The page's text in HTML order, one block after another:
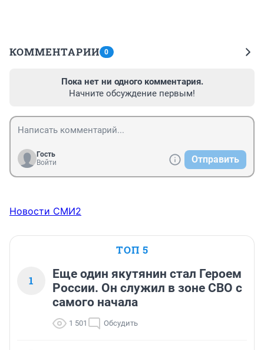
КОММЕНТАРИИ 0
Пока нет ни одного комментария.
Начните обсуждение первым!
Гость
Войти
Отправить
Новости СМИ2
ТОП 5
1
Еще один якутянин стал Героем
России. Он служил в зоне СВО с
самого начала
1 501 Обсудить